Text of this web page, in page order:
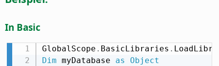
In Basic
GlobalScope . BasicLibraries .
Dim myDatabase as
Object